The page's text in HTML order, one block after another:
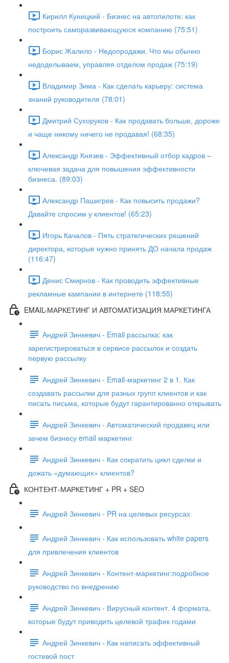
Кирилл Куницкий - Бизнес на автопилоте: как
построить саморазвивающуюся компанию (75:51)
Борис Жалило - Недопродажи. Что мы обычно
недоделываем, управляя отделом продаж (75:19)
Владимир Зима - Как сделать карьеру: система
знаний руководителя (78:01)
Дмитрий Сухоруков - Как продавать больше, дороже
и чаще никому ничего не продавая! (68:35)
Александр Князев - Эффективный отбор кадров –
ключевая задача для повышения эффективности
бизнеса. (89:03)
Александр Пашигрев - Как повысить продажи?
Давайте спросим у к лиентов! (65:23)
Игорь Качалов - Пять стратегических решений
директора, которые нужно принять ДО начала продаж
(116:47)
Денис Смирнов - Как проводить эффективные
рекламные кампании в интернете (118:55)
EMAIL-МАРКЕТИНГ И АВТОМАТИЗАЦИЯ МАРКЕТИНГА
Андрей Зинкевич - Email рассылка: как
зарегистрироваться в сервисе рассылок и создать
первую рассылку
Андрей Зинкевич - Email-маркетинг 2 в 1. Как
создавать рассылки для разных групп клиентов и как
писать письма, которые будут гарантированно открывать
Андрей Зинкевич - Автоматический продавец или
зачем бизнесу email маркетинг
Андрей Зинкевич - Как сократить цикл сделки и
дожать «думающих» клиентов?
КОНТЕНТ-МАРКЕТИНГ + PR + SEO
Андрей Зинкевич - PR на целевых ресурсах
Андрей Зинкевич - Как использовать white papers
для привлечения клиентов
Андрей Зинкевич - Контент-маркетинг:подробное
руководство по внедрению
Андрей Зинкевич - Вирусный контент. 4 формата,
которые будут приводить целевой трафик годами
Андрей Зинкевич - Как написать эффективный
гостевой пост